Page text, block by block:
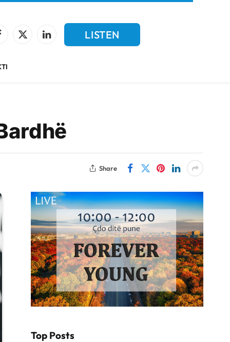
X
LinkedIn
LISTEN
Share
Top Posts